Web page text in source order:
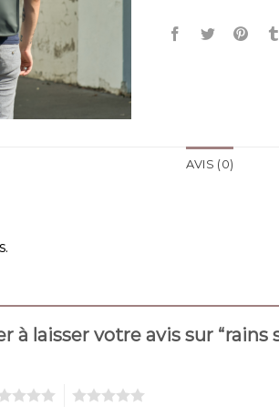
AVIS (0)
à laisser votre avis sur “rains